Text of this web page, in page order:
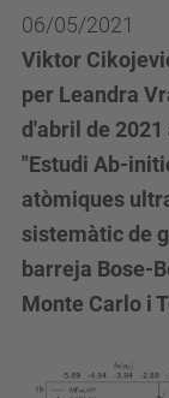
06/05/2021
Viktor
per Leandra
d'abril de
"Estudi Ab-
atòmiques
sistemàtic de
barreja Bose-
Monte Carlo i